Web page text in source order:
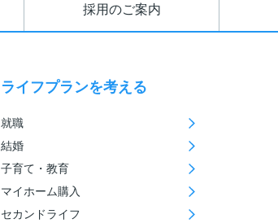
採用のご案内
ライフプランを考える
就職
結婚
子育て・教育
マイホーム購入
セカンドライフ